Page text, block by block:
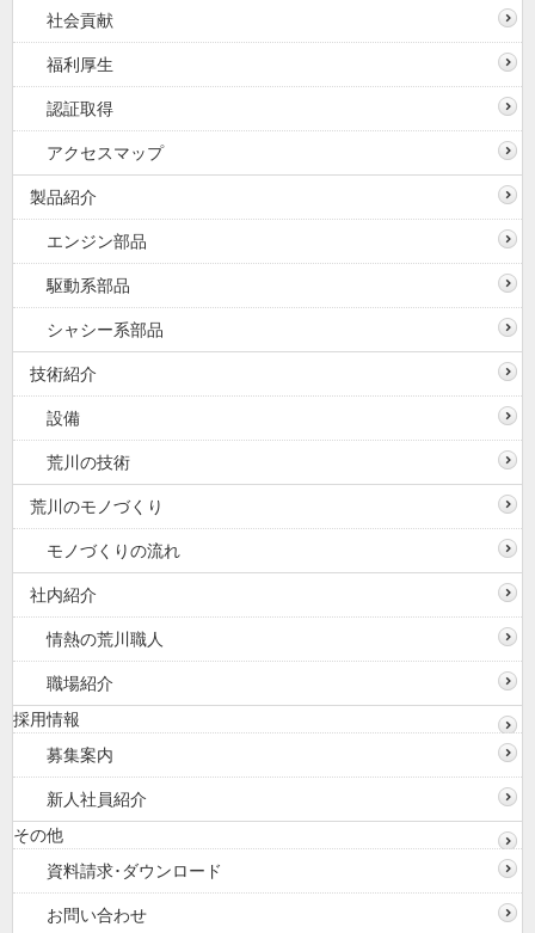
社会貢献
福利厚生
認証取得
アクセスマップ
製品紹介
エンジン部品
駆動系部品
シャシー系部品
技術紹介
設備
荒川の技術
荒川のモノづくり
モノづくりの流れ
社内紹介
情熱の荒川職人
職場紹介
採用情報
募集案内
新人社員紹介
その他
資料請求･ダウンロード
お問い合わせ